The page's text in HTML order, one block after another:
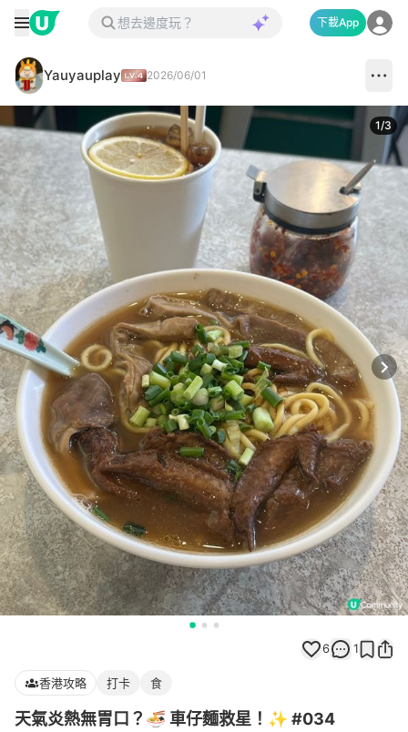
下載App
Yauyauplay 2026/06/01
1/3
6 1
香港攻略 打卡 食
天氣炎熱無胃口？🍜 車仔麵救星！✨ #034